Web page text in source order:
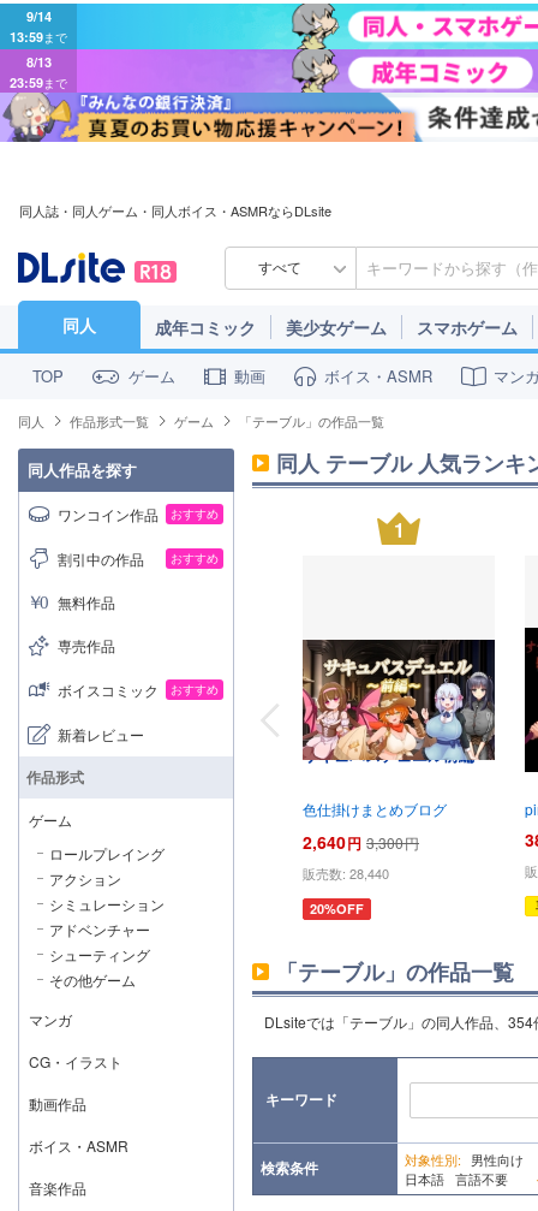
9/14
13:59まで
8/13
23:59まで
同人誌・同人ゲーム・同人ボイス・ASMRならDLsite
すべて
同人 成年コミック 美少女ゲーム スマホゲーム
TOP ゲーム 動画 ボイス・ASMR マン
同人 作品形式一覧 ゲーム 「テーブル」の作品一覧
同人 テーブル 人気ランキ
1
テーブル
サキュバスデュエル前編
色仕掛けまとめブログ
2,640円 3,300円
販売数:28,440
20%OFF
「テーブル」の作品一覧
DLsiteでは「テーブル」の同人作品、354
キーワード
検索条件 対象性別:
男性向け
日本語 言語不要
同人作品を探す
ワンコイン作品 おすすめ
割引中の作品 おすすめ
無料作品
専売作品
ボイスコミック おすすめ
新着レビュー
作品形式
ゲーム
ロールプレイング
アクション
シミュレーション
アドベンチャー
シューティング
その他ゲーム
マンガ
CG・イラスト
動画作品
ボイス・ASMR
音楽作品